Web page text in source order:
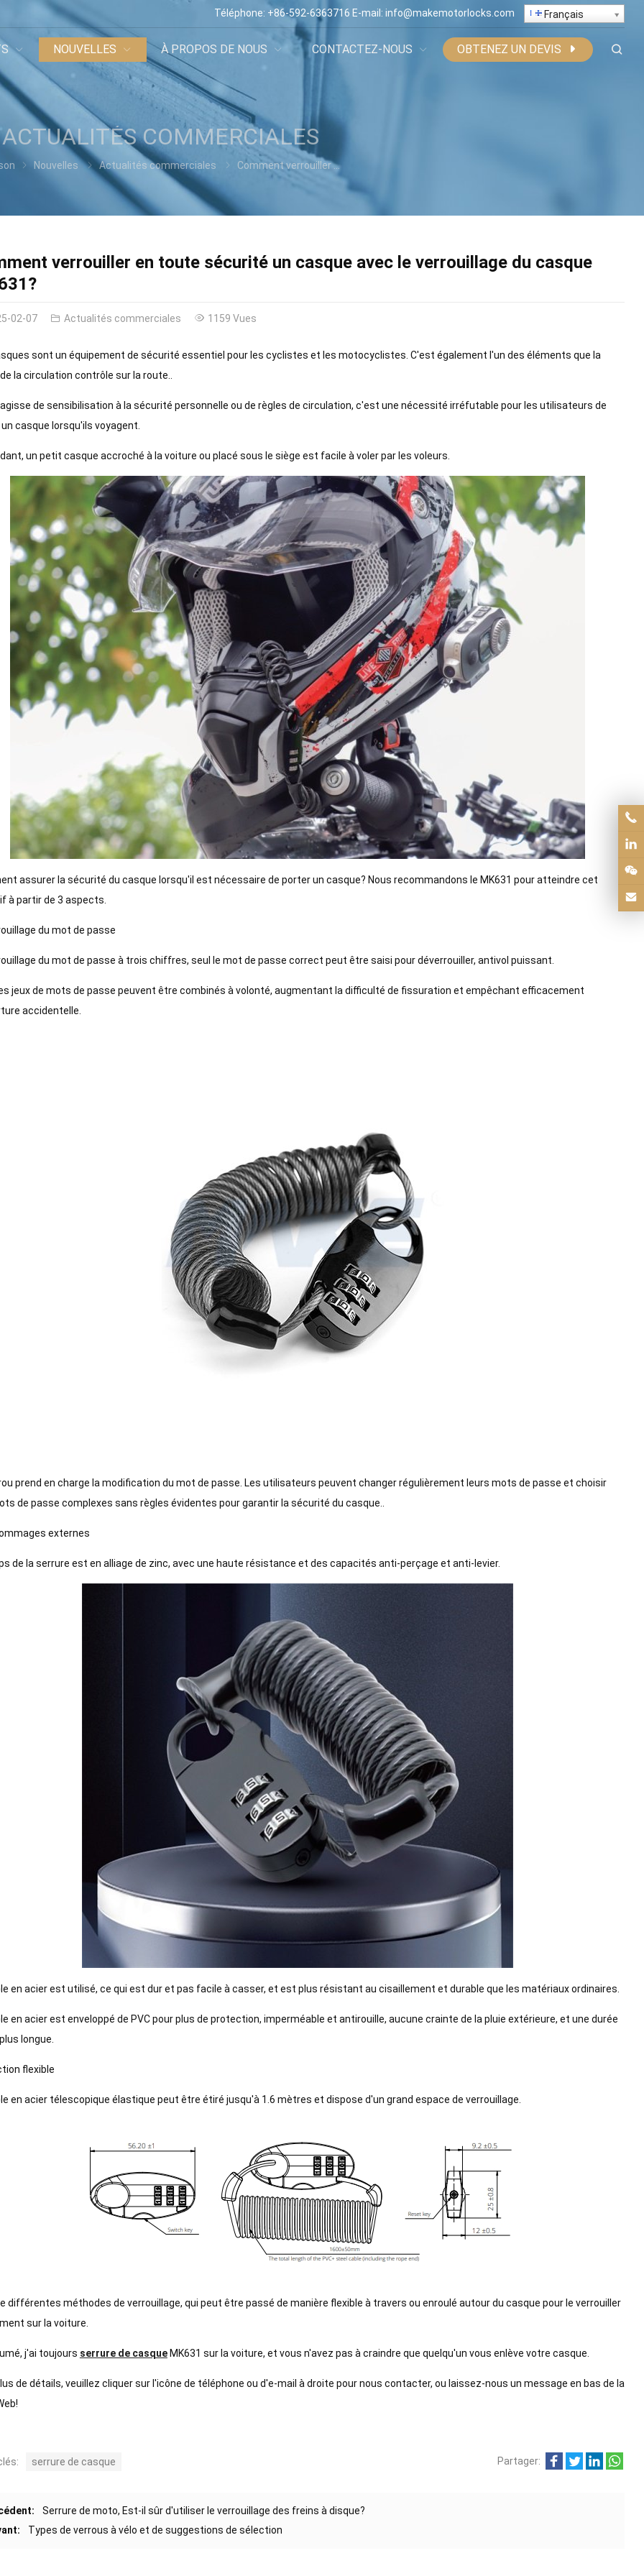
Téléphone: +86-592-6363716 E-mail:info@makemotorlocks.com Français
NOUVELLES À PROPOS DE NOUS CONTACTEZ-NOUS OBTENEZ UN DEVIS
ACTUALITÉS COMMERCIALES
Nouvelles Actualités commerciales Comment verrouiller en toute sécurité un casque avec le verrouillage du casque MK631?
verrouiller en toute sécurité un casque avec le verrouillage du casque
02-07 Actualités commerciales 1159 Vues
sont un équipement de sécurité essentiel pour les cyclistes et les motocyclistes. C'est également l'un des éléments que la
la circulation contrôle sur la route..
de sensibilisation à la sécurité personnelle ou de règles de circulation, c'est une nécessité irréfutable pour les utilisateurs de
casque lorsqu'ils voyagent.
un petit casque accroché à la voiture ou placé sous le siège est facile à voler par les voleurs.
assurer la sécurité du casque lorsqu'il est nécessaire de porter un casque? Nous recommandons le MK631 pour atteindre cet
à partir de 3 aspects.
du mot de passe
du mot de passe à trois chiffres, seul le mot de passe correct peut être saisi pour déverrouiller, antivol puissant.
jeux de mots de passe peuvent être combinés à volonté, augmentant la difficulté de fissuration et empêchant efficacement
accidentelle.
prend en charge la modification du mot de passe. Les utilisateurs peuvent changer régulièrement leurs mots de passe et choisir
de passe complexes sans règles évidentes pour garantir la sécurité du casque..
externes
de la serrure est en alliage de zinc, avec une haute résistance et des capacités anti-perçage et anti-levier.
en acier est utilisé, ce qui est dur et pas facile à casser, et est plus résistant au cisaillement et durable que les matériaux ordinaires.
en acier est enveloppé de PVC pour plus de protection, imperméable et antirouille, aucune crainte de la pluie extérieure, et une durée
longue.
flexible
en acier télescopique élastique peut être étiré jusqu'à 1.6 mètres et dispose d'un grand espace de verrouillage.
différentes méthodes de verrouillage, qui peut être passé de manière flexible à travers ou enroulé autour du casque pour le verrouiller
sur la voiture.
j'ai toujours serrure de casqueMK631 sur la voiture, et vous n'avez pas à craindre que quelqu'un vous enlève votre casque.
de détails, veuillez cliquer sur l'icône de téléphone ou d'e-mail à droite pour nous contacter, ou laissez-nous un message en bas de la
serrure de casque Partager:
Serrure de moto, Est-il sûr d'utiliser le verrouillage des freins à disque?
Types de verrous à vélo et de suggestions de sélection